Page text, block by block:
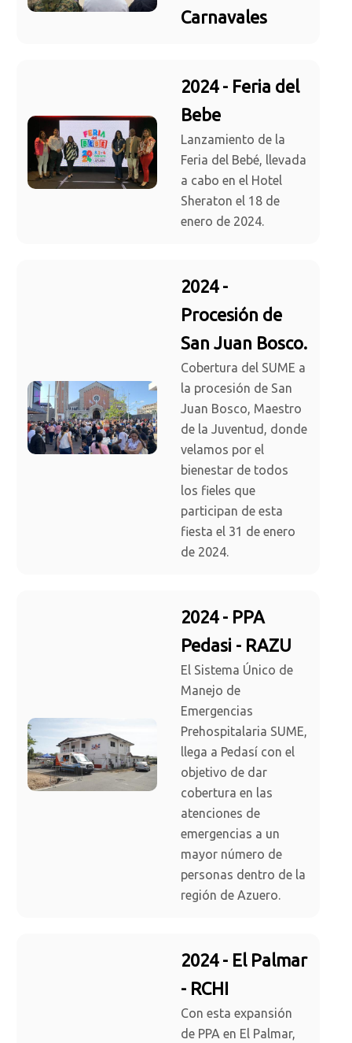
Carnavales
2024 - Feria del
Bebe
Lanzamiento de la
Feria del Bebé, llevada
a cabo en el Hotel
Sheraton el 18 de
enero de 2024.
2024 -
Procesión de
San Juan Bosco.
Cobertura del SUME a
la procesión de San
Juan Bosco, Maestro
de la Juventud, donde
velamos por el
bienestar de todos
los fieles que
participan de esta
fiesta el 31 de enero
de 2024.
2024 - PPA
Pedasi - RAZU
El Sistema Único de
Manejo de
Emergencias
Prehospitalaria SUME,
llega a Pedasí con el
objetivo de dar
cobertura en las
atenciones de
emergencias a un
mayor número de
personas dentro de la
región de Azuero.
2024 - El Palmar
- RCHI
Con esta expansión
de PPA en El Palmar,